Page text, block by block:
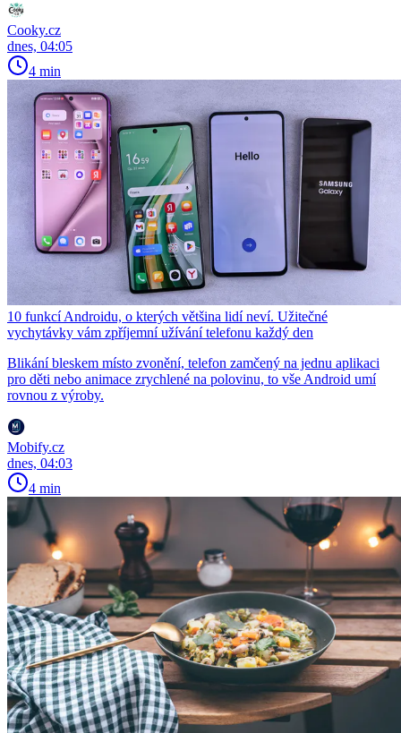
Cooky.cz
dnes, 04:05
4 min
10 funkcí Androidu, o kterých většina lidí neví. Užitečné
vychytávky vám zpříjemní užívání telefonu každý den
Blikání bleskem místo zvonění, telefon zamčený na jednu aplikaci
pro děti nebo animace zrychlené na polovinu, to vše Android umí
rovnou z výroby.
Mobify.cz
dnes, 04:03
4 min